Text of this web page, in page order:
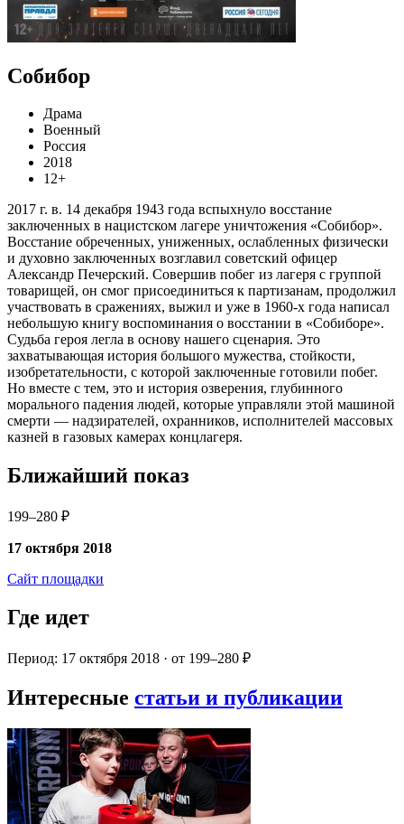
Собибор
Драма
Военный
Россия
2018
12+
2017 г. в. 14 декабря 1943 года вспыхнуло восстание
заключенных в нацистском лагере уничтожения «Собибор».
Восстание обреченных, униженных, ослабленных физически
и духовно заключенных возглавил советский офицер
Александр Печерский. Совершив побег из лагеря с группой
товарищей, он смог присоединиться к партизанам, продолжил
участвовать в сражениях, выжил и уже в 1960-х года написал
небольшую книгу воспоминания о восстании в «Собиборе».
Судьба героя легла в основу нашего сценария. Это
захватывающая история большого мужества, стойкости,
изобретательности, с которой заключенные готовили побег.
Но вместе с тем, это и история озверения, глубинного
морального падения людей, которые управляли этой машиной
смерти — надзирателей, охранников, исполнителей массовых
казней в газовых камерах концлагеря.
Ближайший показ
199–280 ₽
17 октября 2018
Сайт площадки
Где идет
Период: 17 октября 2018 · от 199–280 ₽
Интересные статьи и публикации